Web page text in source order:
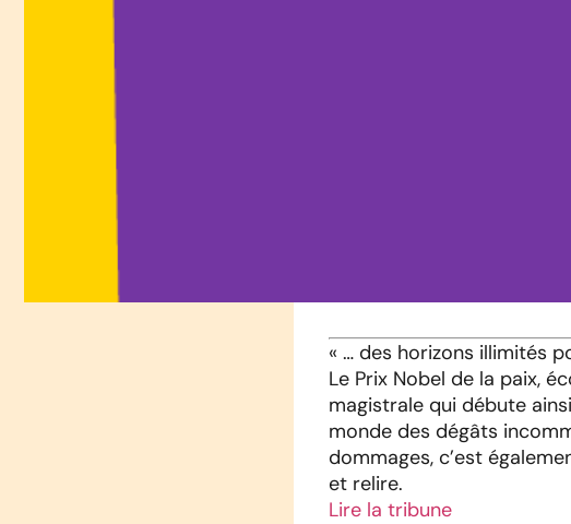
« … des horizons illimités
Le Prix Nobel de la paix,
magistrale qui débute
monde des dégâts
dommages, c’est
et relire.
Lire la tribune